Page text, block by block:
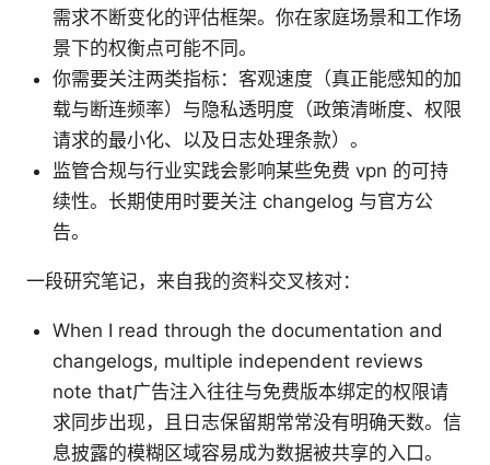
需求不断变化的评估框架。你在家庭场景和工作场
景下的权衡点可能不同。
你需要关注两类指标：客观速度（真正能感知的加
载与断连频率）与隐私透明度（政策清晰度、权限
请求的最小化、以及日志处理条款）。
监管合规与行业实践会影响某些免费 vpn 的可持
续性。长期使用时要关注 changelog 与官方公
告。
一段研究笔记，来自我的资料交叉核对：
When I read through the documentation and
changelogs, multiple independent reviews
note that广告注入往往与免费版本绑定的权限请
求同步出现，且日志保留期常常没有明确天数。信
息披露的模糊区域容易成为数据被共享的入口。